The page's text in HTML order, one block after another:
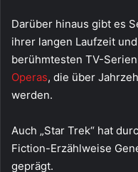
Darüber hinaus gibt es
ihrer langen Laufzeit
berühmtesten TV-
Operas, die über
werden.
Auch „Star Trek“ hat
Fiction-Erzählweise
geprägt.